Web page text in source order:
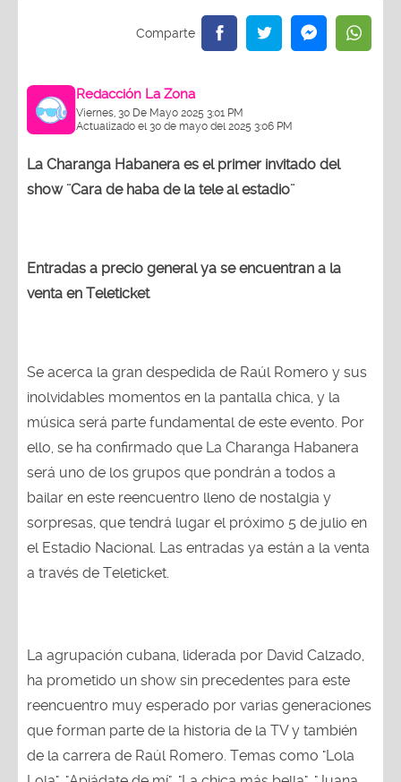
Redacción La Zona
Viernes, 30 De Mayo 2025 3:01 PM
Actualizado el 30 de mayo del 2025 3:06 PM
La Charanga Habanera es el primer invitado del
show ¨Cara de haba de la tele al estadio¨
Entradas a precio general ya se encuentran a la
venta en Teleticket
Se acerca la gran despedida de Raúl Romero y sus
inolvidables momentos en la pantalla chica, y la
música será parte fundamental de este evento. Por
ello, se ha confirmado que La Charanga Habanera
será uno de los grupos que pondrán a todos a
bailar en este reencuentro lleno de nostalgia y
sorpresas, que tendrá lugar el próximo 5 de julio en
el Estadio Nacional. Las entradas ya están a la venta
a través de Teleticket.
La agrupación cubana, liderada por David Calzado,
ha prometido un show sin precedentes para este
reencuentro muy esperado por varias generaciones
que forman parte de la historia de la TV y también
de la carrera de Raúl Romero. Temas como "Lola